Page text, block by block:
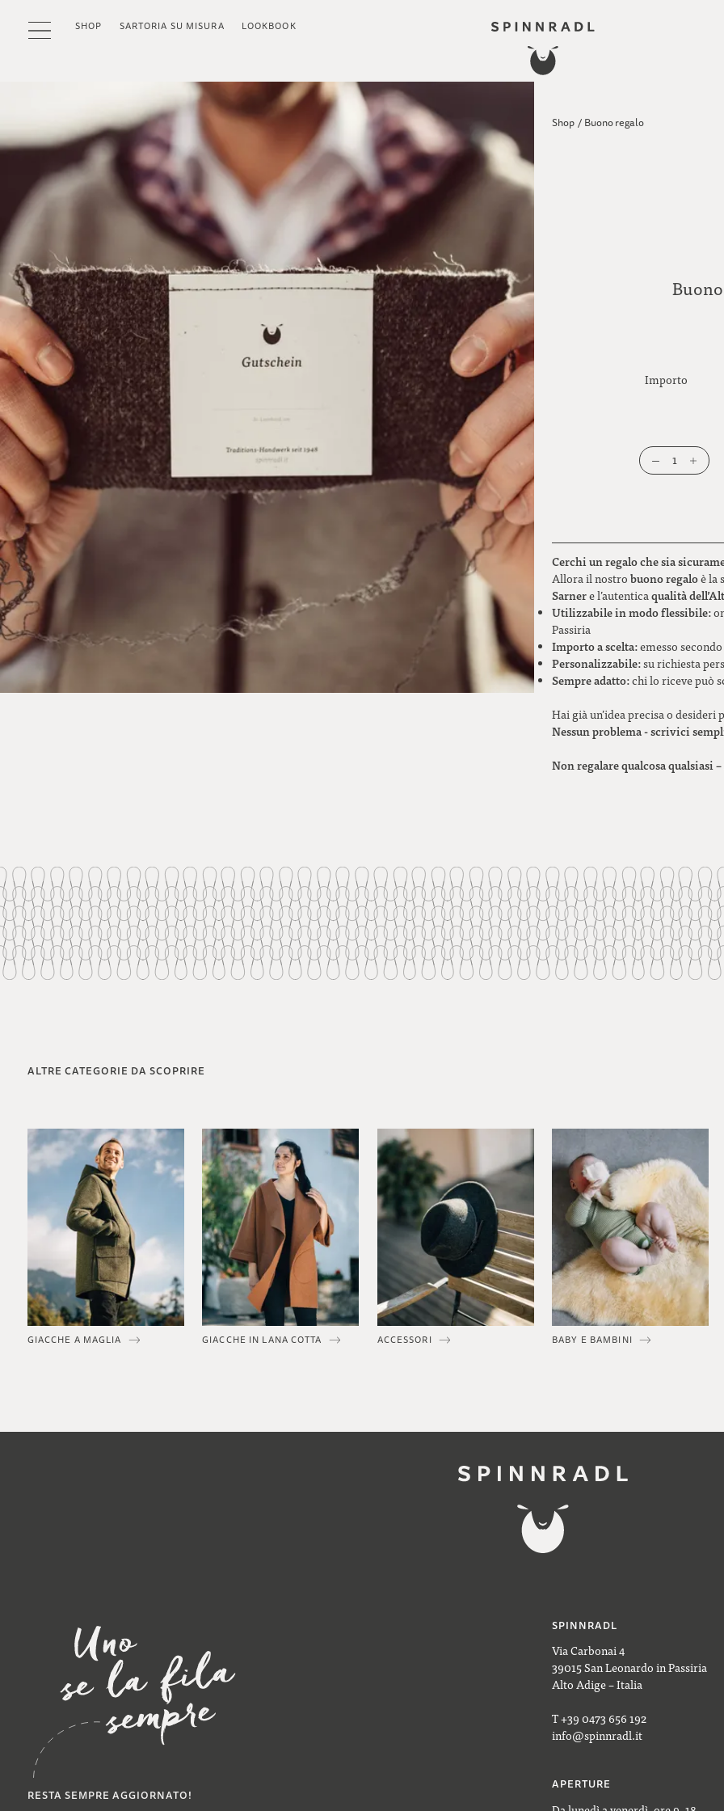
SHOP SARTORIA SU MISURA LOOKBOOK
Shop / Buono regalo
Importo
1
Cerchi un regalo che sia
Allora il nostrobuono regaloè la
Sarnere l’autentica qualità
Utilizzabile in modo flessibile:
Passiria
Importo a scelta:emesso
Personalizzabile:su richiesta
Sempre adatto:chi lo riceve può
Hai già un’idea precisa o
Nessun problema - scrivici
Non regalare qualcosa qualsiasi
ALTRE CATEGORIE DA SCOPRIRE
GIACCHE A MAGLIA GIACCHE IN LANA COTTA ACCESSORI BABY E BAMBINI
RESTA SEMPRE AGGIORNATO!
SPINNRADL
Via Carbonai 4
39015 San Leonardo in Passiria
Alto Adige – Italia
T +39 0473 656 192
info@spinnradl.it
APERTURE